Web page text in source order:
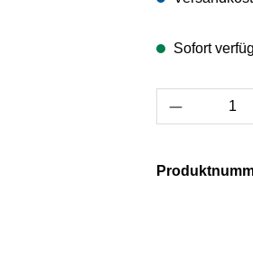
Sofort
Produkt